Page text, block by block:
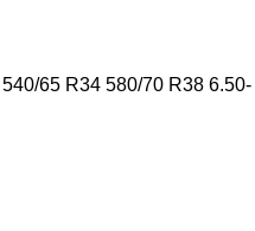
540/65 R34 580/70 R38 6.50-